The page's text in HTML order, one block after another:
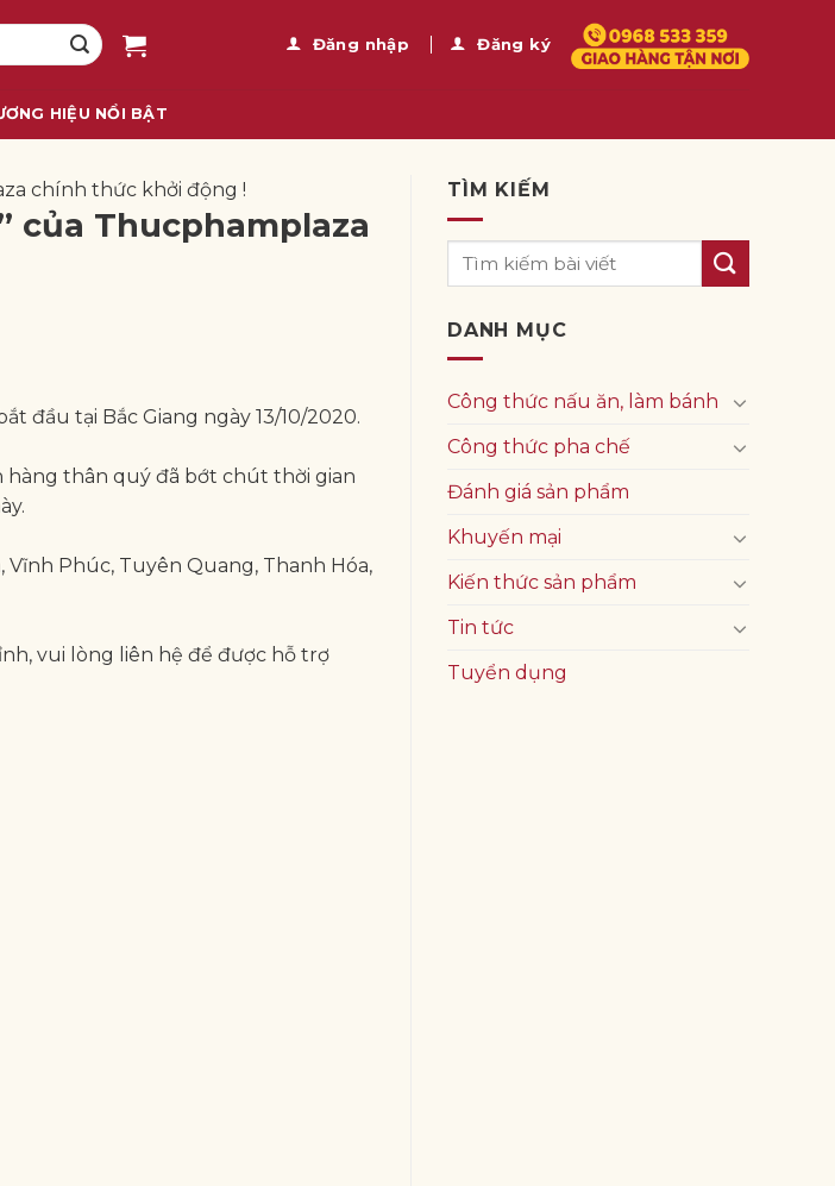
Đăng nhập Đăng ký
HIỆU NỔI BẬT
chính thức khởi động !
của Thucphamplaza
đầu tại Bắc Giang ngày 13/10/2020.
hàng thân quý đã bớt chút thời gian
Vĩnh Phúc, Tuyên Quang, Thanh Hóa,
vui lòng liên hệ để được hỗ trợ
TÌM KIẾM
DANH MỤC
Công thức nấu ăn, làm bánh
Công thức pha chế
Đánh giá sản phẩm
Khuyến mại
Kiến thức sản phẩm
Tin tức
Tuyển dụng